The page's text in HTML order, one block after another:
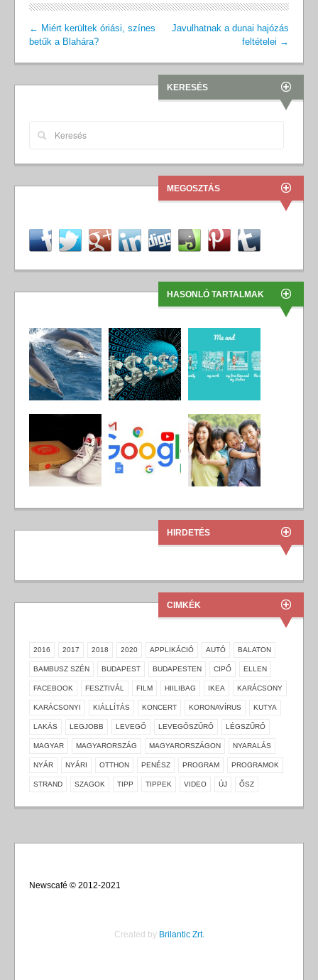
← Miért kerültek óriási, színes
betűk a Blahára?
Javulhatnak a dunai hajózás
feltételei →
KERESÉS
MEGOSZTÁS
HASONLÓ TARTALMAK
HIRDETÉS
CIMKÉK
2016 2017 2018 2020 APPLIKÁCIÓ AUTÓ BALATON
BAMBUSZ SZÉN BUDAPEST BUDAPESTEN CIPŐ ELLEN
FACEBOOK FESZTIVÁL FILM HIILIBAG IKEA KARÁCSONY
KARÁCSONYI KIÁLLÍTÁS KONCERT KORONAVÍRUS KUTYA
LAKÁS LEGJOBB LEVEGŐ LEVEGŐSZŰRŐ LÉGSZŰRŐ
MAGYAR MAGYARORSZÁG MAGYARORSZÁGON NYARALÁS
NYÁR NYÁRI OTTHON PENÉSZ PROGRAM PROGRAMOK
STRAND SZAGOK TIPP TIPPEK VIDEO ÚJ ŐSZ
Newscafé © 2012-2021
Created by Brilantic Zrt.